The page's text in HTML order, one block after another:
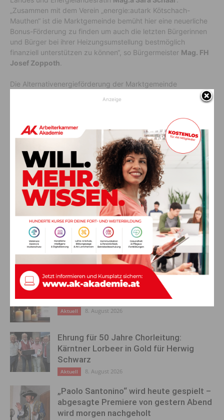
„Zusammen mit dem Verein „energie:autark Kötschach-
Mauthen“ ist die Marktgemeinde bemüht hier eine neuerliche
Bonus-Förderung zu finden um auch die letzten Bürgerinnen
und Bürger bei ihrer Heizungsumstellung bestmöglich
finanziell unterstützen zu können“, so Bürgermeister Mag. FH
Josef Zoppoth
Die Alternativenergieförderung der Marktgemeinde
Kötschach-Mauthen für den Umstieg bei Hauptheizungen mit
€ 250,- oder Warmwasseraufbereitung mit € 140,- auf
werden.
Die Formulare finden Sie unter folgenden Link:
https://koetschach-mauthen.gv.at/gemeinde/energieautark/
Vorheriger Artikel
Provisor Blümel feiert 80.
Geburtstag und 55. Jahrestag
seiner Priesterweihe
Nächster Artikel
Hitze­falle: Kinder auf keinen
Fall alleine im Auto lassen!
AKTUELLES
Ein langes Leben ging zu Ende: Anna
Stulier im 106. Lebensjahr verstorben
Aktuell 8. August 2026
Ehrung für 50 Jahre Chorleitung:
Kärntner Lorbeer in Gold für Herwig
Schwarz
Aktuell 8. August 2026
„Paolo Santonino“ wird heute gespielt –
abgesagte Premiere von gestern Abend
wird morgen nachgeholt
Anzeige